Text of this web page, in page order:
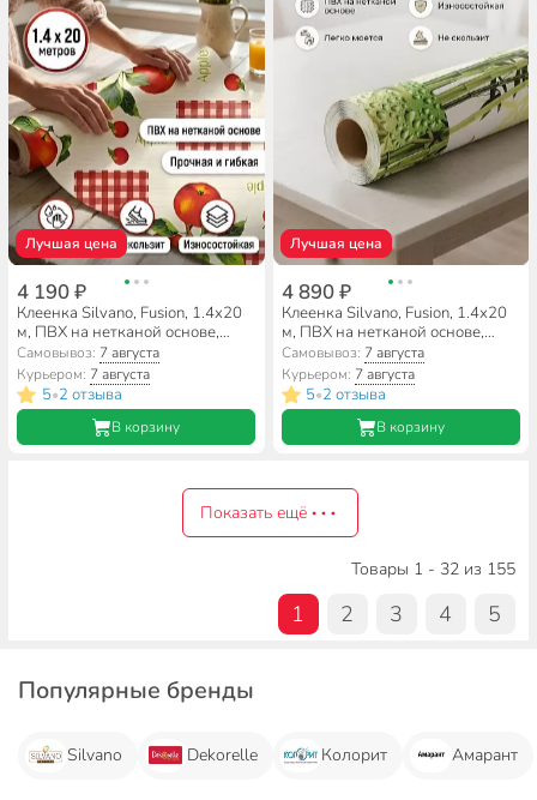
Лучшая цена
4 190 ₽
Клеенка Silvano, Fusion, 1.4х20
м, ПВХ на нетканой основе,
81377
Самовывоз: 7 августа
Курьером: 7 августа
5•2 отзыва
В корзину
Лучшая цена
4 890 ₽
Клеенка Silvano, Fusion, 1.4х20
м, ПВХ на нетканой основе,
81206
Самовывоз: 7 августа
Курьером: 7 августа
5•2 отзыва
В корзину
Показать ещё
Товары 1 - 32 из 155
1 2 3 4 5
Популярные бренды
Silvano Dekorelle Колорит Амарант